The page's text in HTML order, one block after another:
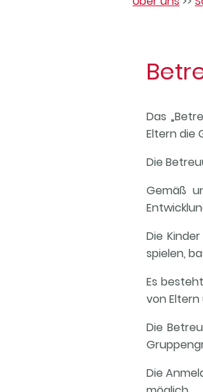
Das
Eltern die
Die
Gemäß
Die
spielen,
Es
von
Die
Die